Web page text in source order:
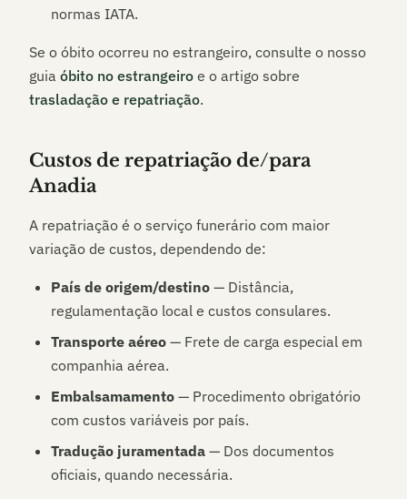
normas IATA.
Se o óbito ocorreu no estrangeiro, consulte o nosso
guia óbito no estrangeiro e o artigo sobre
trasladação e repatriação.
Custos de repatriação de/para
Anadia
A repatriação é o serviço funerário com maior
variação de custos, dependendo de:
País de origem/destino — Distância,
regulamentação local e custos consulares.
Transporte aéreo — Frete de carga especial em
companhia aérea.
Embalsamamento — Procedimento obrigatório
com custos variáveis por país.
Tradução juramentada — Dos documentos
oficiais, quando necessária.